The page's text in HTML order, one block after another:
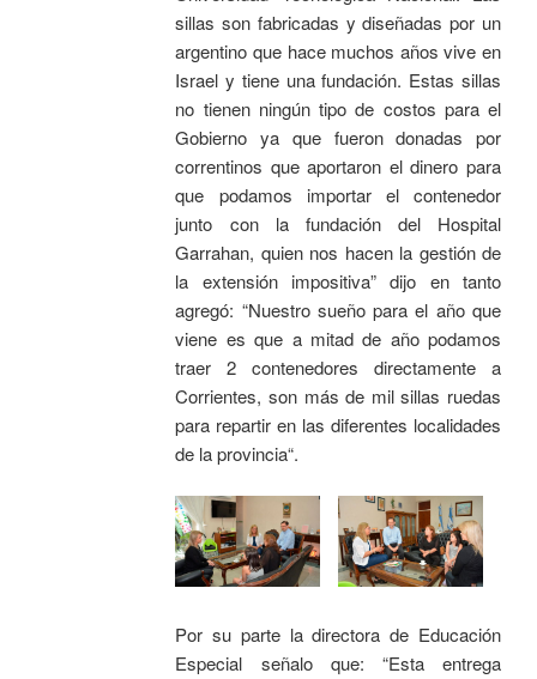
sillas son fabricadas y diseñadas por un
argentino que hace muchos años vive en
Israel y tiene una fundación. Estas sillas
no tienen ningún tipo de costos para el
Gobierno ya que fueron donadas por
correntinos que aportaron el dinero para
que podamos importar el contenedor
junto con la fundación del Hospital
Garrahan, quien nos hacen la gestión de
la extensión impositiva” dijo en tanto
agregó: “Nuestro sueño para el año que
viene es que a mitad de año podamos
traer 2 contenedores directamente a
Corrientes, son más de mil sillas ruedas
para repartir en las diferentes localidades
de la provincia“.
Por su parte la directora de Educación
Especial señalo que: “Esta entrega